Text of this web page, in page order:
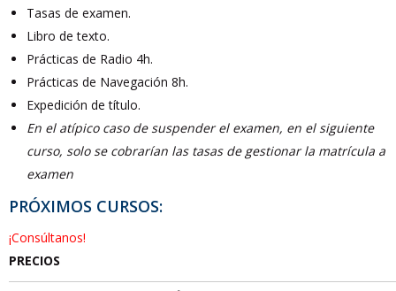
Tasas de examen.
Libro de texto.
Prácticas de Radio 4h.
Prácticas de Navegación 8h.
Expedición de título.
En el atípico caso de suspender el examen, en el siguiente
curso, solo se cobrarían las tasas de gestionar la matrícula a
examen
PRÓXIMOS CURSOS:
¡Consúltanos!
PRECIOS